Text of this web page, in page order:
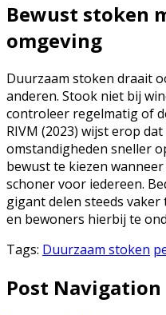
Bewust stoken
omgeving
Duurzaam stoken draait
anderen. Stook niet bij
controleer regelmatig of
RIVM (2023) wijst erop
omstandigheden sneller
bewust te kiezen
schoner voor iedereen.
gigant delen steeds
en bewoners hierbij te
Tags: Duurzaam stoken
Post Navigation